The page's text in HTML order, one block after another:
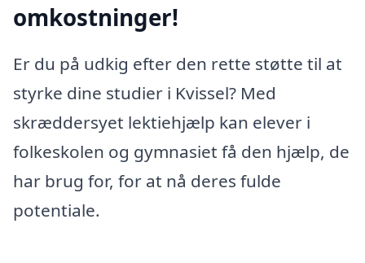
omkostninger!
Er du på udkig efter den rette støtte til at
styrke dine studier i Kvissel? Med
skræddersyet lektiehjælp kan elever i
folkeskolen og gymnasiet få den hjælp, de
har brug for, for at nå deres fulde
potentiale.